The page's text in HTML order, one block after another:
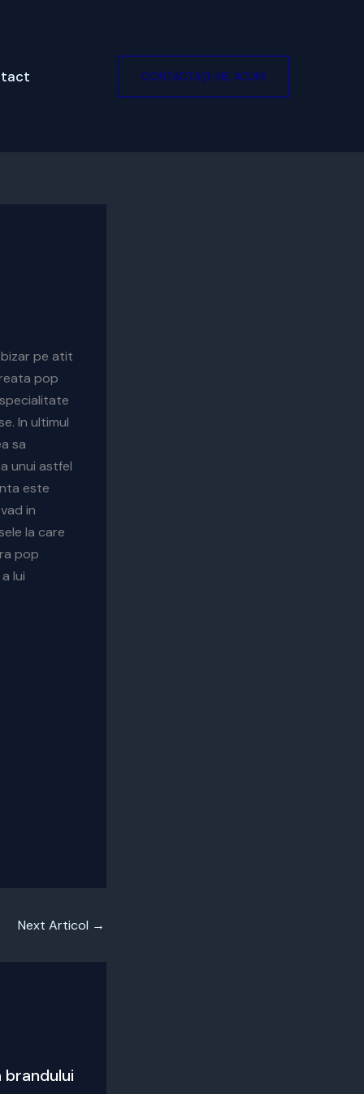
CONTACTAȚI-NE ACUM
pe atit
pop
In ultimul
sa
unui astfel
este
in
la care
pop
lui
Next Articol →